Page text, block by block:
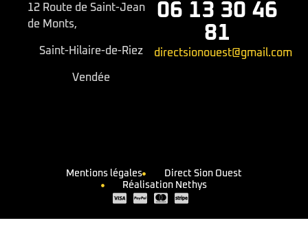
12 Route de Saint-Jean
de Monts,
Saint-Hilaire-de-Riez
Vendée
06 13 30 46
81
directsionouest@gmail.com
Mentions légales
Direct Sion Ouest
Réalisation Nethys